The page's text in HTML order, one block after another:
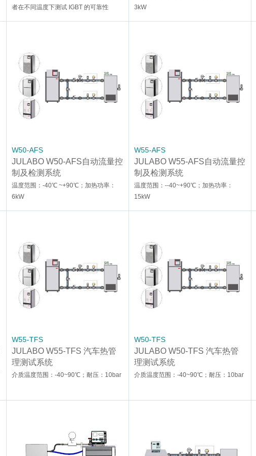
者在不同温度下测试 IGBT 的可靠性
3kW
W50-AFS
JULABO W50-AFS自动流量控
制及检测系统
温度范围：-40℃ ~+90℃；加热功率：
6kW
W55-AFS
JULABO W55-AFS自动流量控
制及检测系统
温度范围：--40~+90℃；加热功率：
15kW
W55-TFS
JULABO W55-TFS 汽车热管
理测试系统
介质温度范围：-40~90℃；耐压：10bar
W50-TFS
JULABO W50-TFS 汽车热管
理测试系统
介质温度范围：-40~90℃；耐压：10bar